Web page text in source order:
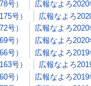
号）
広報なよろ2020
号）
広報なよろ
号）
広報なよろ2020
号）
広報なよろ2020
号）
広報なよろ2019
号）
広報なよろ
号）
広報なよろ2019